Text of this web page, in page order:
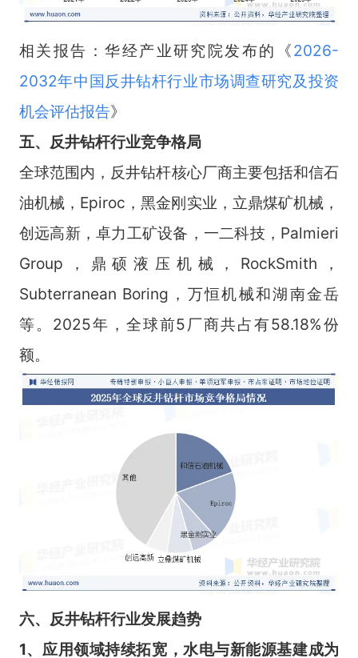
相关报告：华经产业研究院发布的《2026-
2032年中国反井钻杆行业市场调查研究及投资
机会评估报告》
五、 反井钻杆行业竞争格局
全球范围内，反井钻杆核心厂商主要包括和信石
油机械，Epiroc，黑金刚实业，立鼎煤矿机械，
创远高新，卓力工矿设备，一二科技，Palmieri
Group，鼎硕液压机械，RockSmith，
Subterranean Boring，万恒机械和湖南金岳
等。2025年，全球前5厂商共占有58.18%份
额。
六、 反井钻杆行业发展趋势
1、应用领域持续拓宽，水电与新能源基建成为